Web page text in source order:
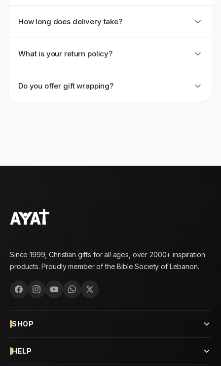
How long does delivery take?
What is your return policy?
Do you offer gift wrapping?
Since 1999, Christian gifts for all ages, over 2000+ inspiration
products. Proudly member of the Bible Society of Lebanon.
SHOP
HELP